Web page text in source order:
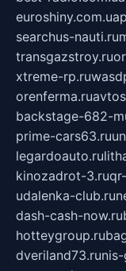
euroshiny.com.ua
searchus-nauti.ru
transgazstroy.ru
xtreme-rp.ru
orenferma.ru
backstage-682-
prime-cars63.ru
legardoauto.ru
kinozadrot-3.ru
udalenka-club.ru
dash-cash-now.ru
hotteygroup.ru
dveriland73.runis-